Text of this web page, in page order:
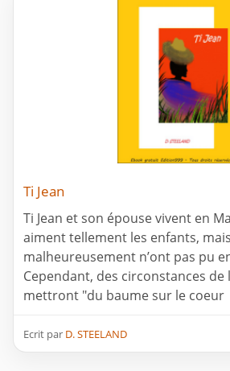
Ti Jean
Ti Jean et son épouse vivent en
aiment tellement les enfants, mais
malheureusement n’ont pas pu
Cependant, des circonstances de
mettront "du baume sur le coeur
Ecrit par D. STEELAND